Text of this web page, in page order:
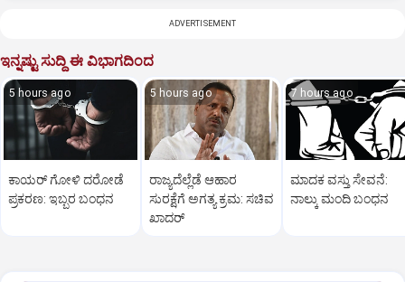
ADVERTISEMENT
ಇನ್ನಷ್ಟು ಸುದ್ದಿ ಈ ವಿಭಾಗದಿಂದ
5 hours ago
ಕಾಯರ್ ಗೋಳಿ ದರೋಡೆ
ಪ್ರಕರಣ: ಇಬ್ಬರ ಬಂಧನ
5 hours ago
ರಾಜ್ಯದೆಲ್ಲೆಡೆ ಆಹಾರ
ಸುರಕ್ಷೆಗೆ ಅಗತ್ಯ ಕ್ರಮ: ಸಚಿವ
ಖಾದರ್
7 hours ago
ಮಾದಕ ವಸ್ತು ಸೇವನೆ:
ನಾಲ್ಕು ಮಂದಿ ಬಂಧನ